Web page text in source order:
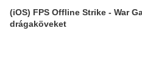
(iOS) FPS Offline Strike - War
drágaköveket